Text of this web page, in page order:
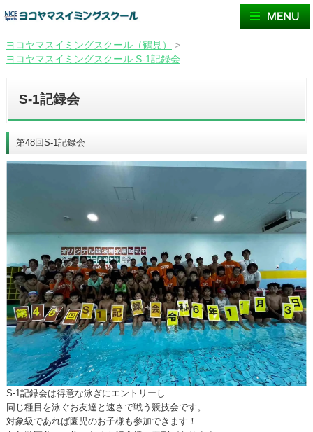
ヨコヤマスイミングスクール（鶴見）
>
ヨコヤマスイミングスクール S-1記録会
S-1記録会
第48回S-1記録会
S-1記録会は得意な泳ぎにエントリーし
同じ種目を泳ぐお友達と速さで戦う競技会です。
対象級であれば園児のお子様も参加できます！